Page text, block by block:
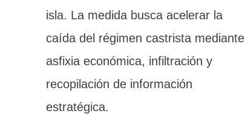
isla. La medida busca acelerar la
caída del régimen castrista mediante
asfixia económica, infiltración y
recopilación de información
estratégica.